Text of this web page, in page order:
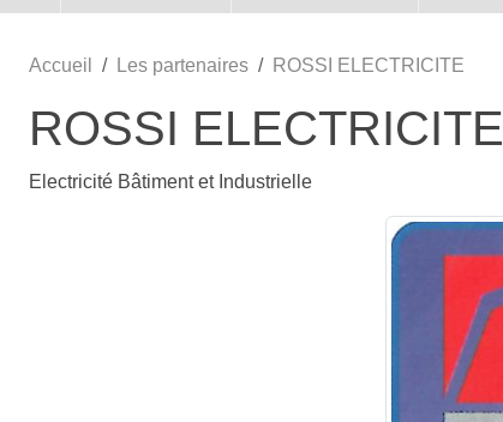
Accueil Les partenaires ROSSI ELECTRICITE
ROSSI ELECTRICITE
Electricité Bâtiment et Industrielle